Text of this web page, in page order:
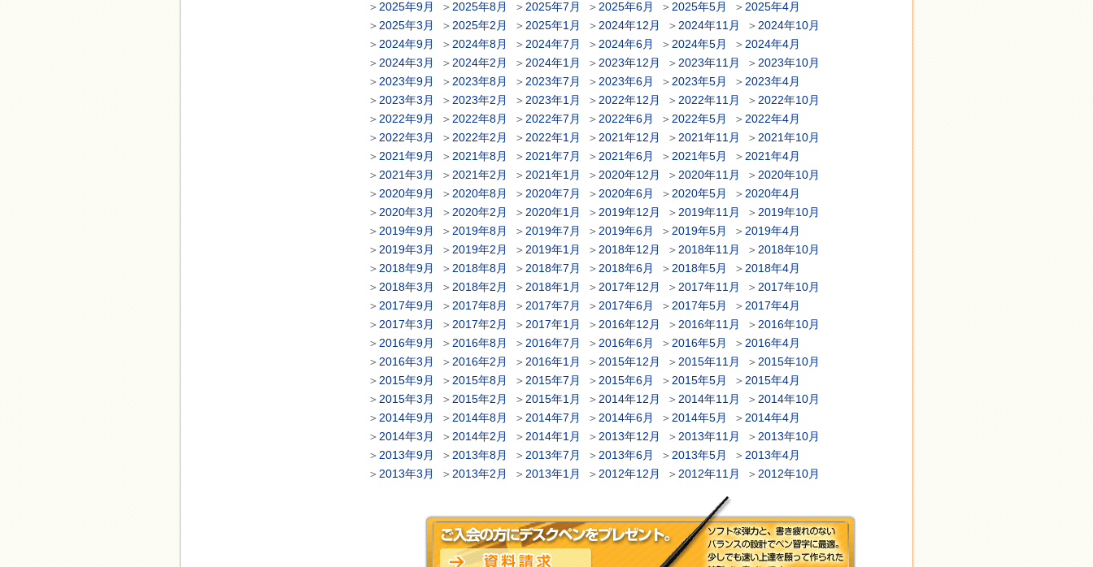
＞ 2025年9月 ＞ 2025年8月 ＞ 2025年7月 ＞ 2025年6月 ＞ 2025年5月 ＞ 2025年4月
＞ 2025年3月 ＞ 2025年2月 ＞ 2025年1月 ＞ 2024年12月 ＞ 2024年11月 ＞ 2024年10月
＞ 2024年9月 ＞ 2024年8月 ＞ 2024年7月 ＞ 2024年6月 ＞ 2024年5月 ＞ 2024年4月
＞ 2024年3月 ＞ 2024年2月 ＞ 2024年1月 ＞ 2023年12月 ＞ 2023年11月 ＞ 2023年10月
＞ 2023年9月 ＞ 2023年8月 ＞ 2023年7月 ＞ 2023年6月 ＞ 2023年5月 ＞ 2023年4月
＞ 2023年3月 ＞ 2023年2月 ＞ 2023年1月 ＞ 2022年12月 ＞ 2022年11月 ＞ 2022年10月
＞ 2022年9月 ＞ 2022年8月 ＞ 2022年7月 ＞ 2022年6月 ＞ 2022年5月 ＞ 2022年4月
＞ 2022年3月 ＞ 2022年2月 ＞ 2022年1月 ＞ 2021年12月 ＞ 2021年11月 ＞ 2021年10月
＞ 2021年9月 ＞ 2021年8月 ＞ 2021年7月 ＞ 2021年6月 ＞ 2021年5月 ＞ 2021年4月
＞ 2021年3月 ＞ 2021年2月 ＞ 2021年1月 ＞ 2020年12月 ＞ 2020年11月 ＞ 2020年10月
＞ 2020年9月 ＞ 2020年8月 ＞ 2020年7月 ＞ 2020年6月 ＞ 2020年5月 ＞ 2020年4月
＞ 2020年3月 ＞ 2020年2月 ＞ 2020年1月 ＞ 2019年12月 ＞ 2019年11月 ＞ 2019年10月
＞ 2019年9月 ＞ 2019年8月 ＞ 2019年7月 ＞ 2019年6月 ＞ 2019年5月 ＞ 2019年4月
＞ 2019年3月 ＞ 2019年2月 ＞ 2019年1月 ＞ 2018年12月 ＞ 2018年11月 ＞ 2018年10月
＞ 2018年9月 ＞ 2018年8月 ＞ 2018年7月 ＞ 2018年6月 ＞ 2018年5月 ＞ 2018年4月
＞ 2018年3月 ＞ 2018年2月 ＞ 2018年1月 ＞ 2017年12月 ＞ 2017年11月 ＞ 2017年10月
＞ 2017年9月 ＞ 2017年8月 ＞ 2017年7月 ＞ 2017年6月 ＞ 2017年5月 ＞ 2017年4月
＞ 2017年3月 ＞ 2017年2月 ＞ 2017年1月 ＞ 2016年12月 ＞ 2016年11月 ＞ 2016年10月
＞ 2016年9月 ＞ 2016年8月 ＞ 2016年7月 ＞ 2016年6月 ＞ 2016年5月 ＞ 2016年4月
＞ 2016年3月 ＞ 2016年2月 ＞ 2016年1月 ＞ 2015年12月 ＞ 2015年11月 ＞ 2015年10月
＞ 2015年9月 ＞ 2015年8月 ＞ 2015年7月 ＞ 2015年6月 ＞ 2015年5月 ＞ 2015年4月
＞ 2015年3月 ＞ 2015年2月 ＞ 2015年1月 ＞ 2014年12月 ＞ 2014年11月 ＞ 2014年10月
＞ 2014年9月 ＞ 2014年8月 ＞ 2014年7月 ＞ 2014年6月 ＞ 2014年5月 ＞ 2014年4月
＞ 2014年3月 ＞ 2014年2月 ＞ 2014年1月 ＞ 2013年12月 ＞ 2013年11月 ＞ 2013年10月
＞ 2013年9月 ＞ 2013年8月 ＞ 2013年7月 ＞ 2013年6月 ＞ 2013年5月 ＞ 2013年4月
＞ 2013年3月 ＞ 2013年2月 ＞ 2013年1月 ＞ 2012年12月 ＞ 2012年11月 ＞ 2012年10月